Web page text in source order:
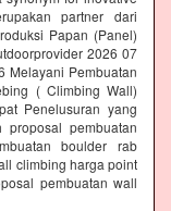
partner dari
Papan (Panel)
2026 07
Melayani Pembuatan
( Climbing Wall)
Penelusuran yang
pembuatan
boulder rab
climbing harga point
pembuatan wall